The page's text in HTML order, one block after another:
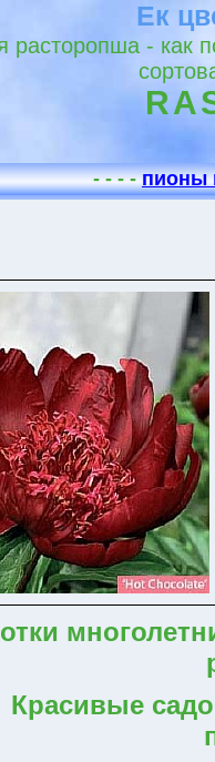
Ек
расторопша - как
- - - -пионы
Красивые